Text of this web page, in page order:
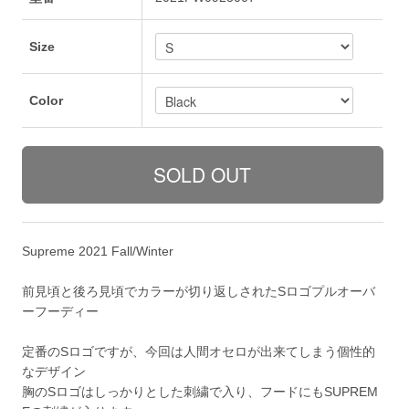
Size
Color
Supreme 2021 Fall/Winter
前見頃と後ろ見頃でカラーが切り返しされたSロゴプルオーバ
ーフーディー
定番のSロゴですが、今回は人間オセロが出来てしまう個性的
なデザイン
胸のSロゴはしっかりとした刺繍で入り、フードにもSUPREM